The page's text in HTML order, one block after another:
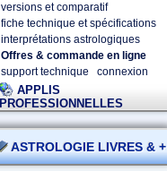
versions et comparatif
fiche technique et spécifications
interprétations astrologiques
Offres & commande en ligne
support technique
connexion
APPLIS
PROFESSIONNELLES
ASTROLOGIE LIVRES & +